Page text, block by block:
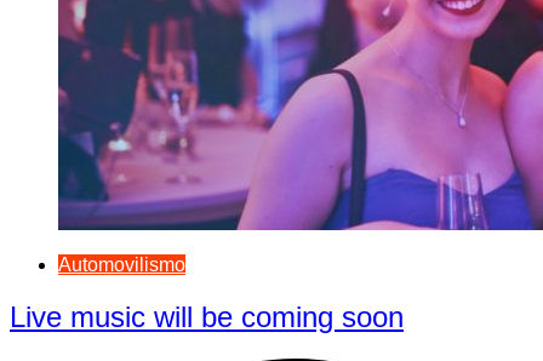
Automovilismo
Live music will be coming soon